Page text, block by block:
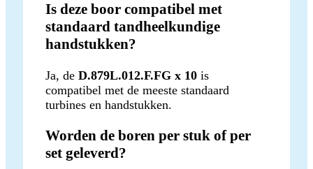
Is deze boor compatibel met
standaard tandheelkundige
handstukken?
Ja, de D.879L.012.F.FG x 10 is
compatibel met de meeste standaard
turbines en handstukken.
Worden de boren per stuk of per
set geleverd?